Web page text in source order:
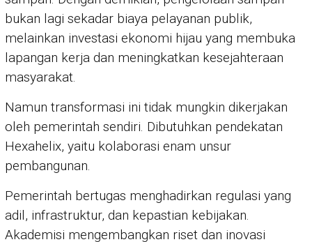
bukan lagi sekadar biaya pelayanan publik,
melainkan investasi ekonomi hijau yang membuka
lapangan kerja dan meningkatkan kesejahteraan
masyarakat.
Namun transformasi ini tidak mungkin dikerjakan
oleh pemerintah sendiri. Dibutuhkan pendekatan
Hexahelix, yaitu kolaborasi enam unsur
pembangunan.
Pemerintah bertugas menghadirkan regulasi yang
adil, infrastruktur, dan kepastian kebijakan.
Akademisi mengembangkan riset dan inovasi